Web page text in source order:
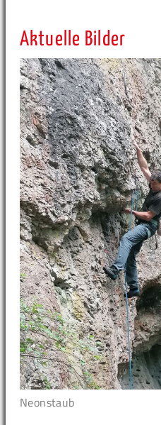
Aktuelle Bilder
Neonstaub